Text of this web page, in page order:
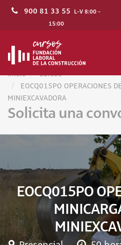
900 81 33 55 L-V 8:00 -
15:00
Inicio
Cursos
EOCQ015PO OPERACIONES
MINIEXCAVADORA
Solicita una
EOCQ015PO